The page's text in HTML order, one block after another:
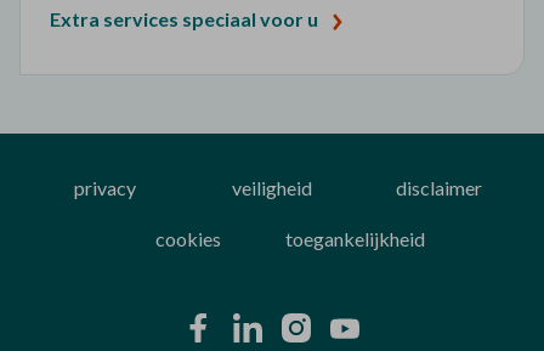
Extra services speciaal voor u
privacy veiligheid disclaimer
cookies toegankelijkheid